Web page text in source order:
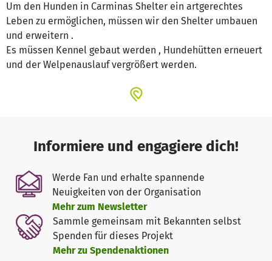
Um den Hunden in Carminas Shelter ein artgerechtes
Leben zu ermöglichen, müssen wir den Shelter umbauen
und erweitern .
Es müssen Kennel gebaut werden , Hundehütten erneuert
und der Welpenauslauf vergrößert werden.
Informiere und engagiere dich!
Werde Fan und erhalte spannende
Neuigkeiten von der Organisation
Mehr zum Newsletter
Sammle gemeinsam mit Bekannten selbst
Spenden für dieses Projekt
Mehr zu Spendenaktionen